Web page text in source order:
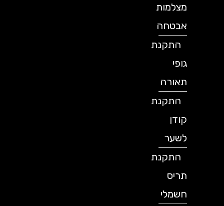
מצלמות
אבטחה
התקנת
תאורה
התקנת
לשער
התקנת
תריס
חשמלי